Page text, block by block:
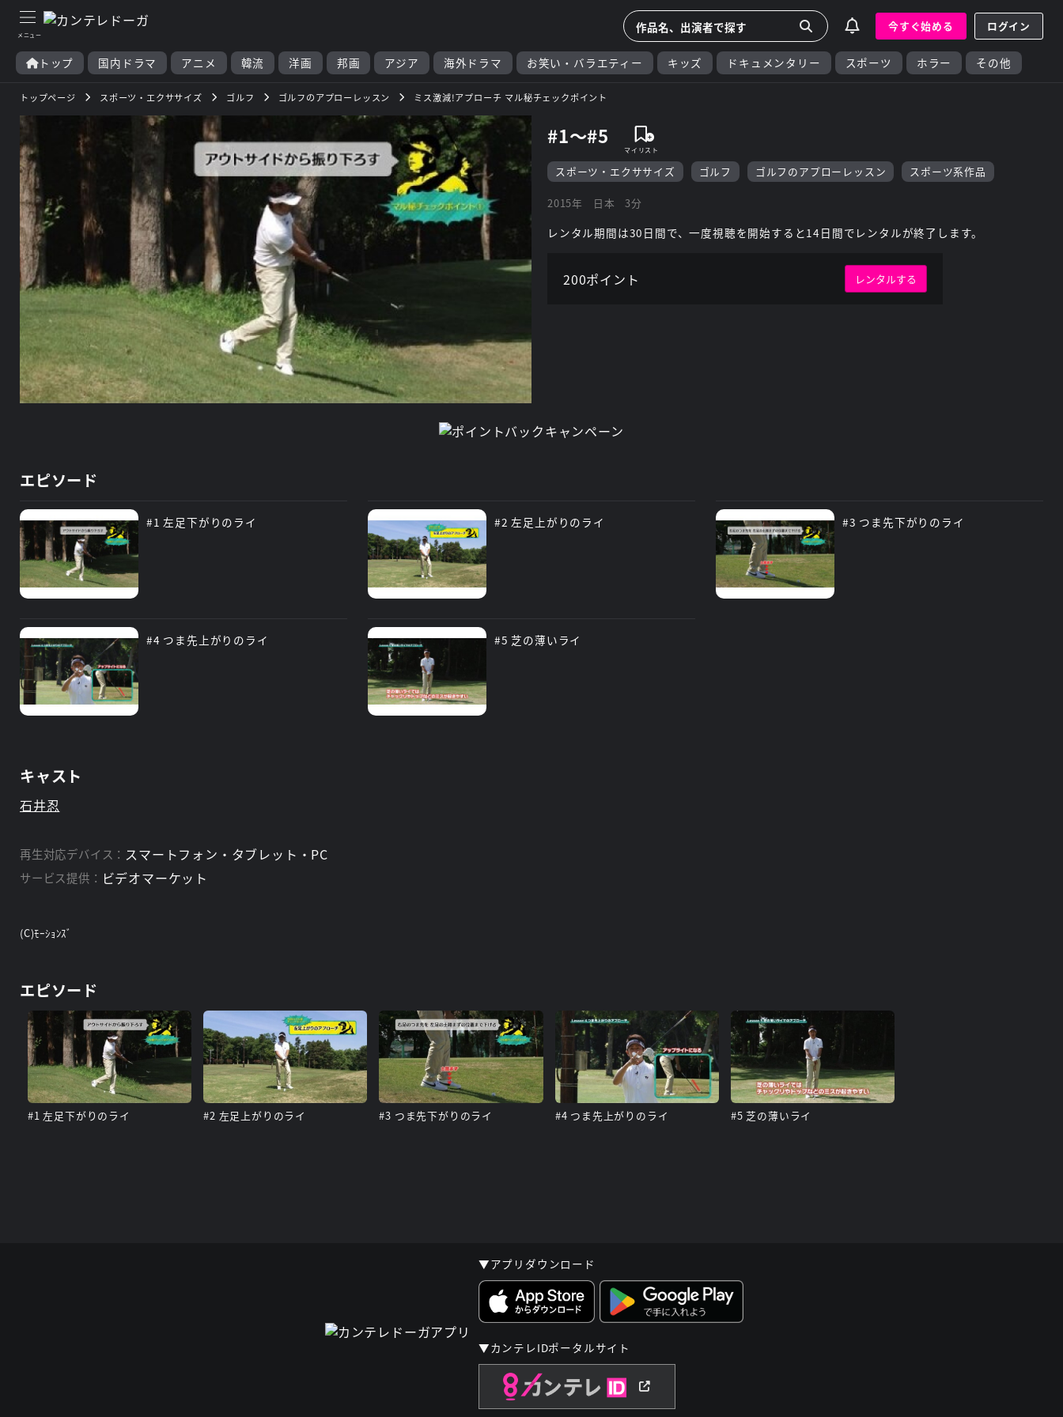
今すぐ始める ログイン
トップ 国内ドラマ アニメ 韓流 洋画 邦画 アジア 海外ドラマ お笑い・バラエティー キッズ ドキュメンタリー スポーツ ホラー その他
トップページ スポーツ・エクササイズ ゴルフ ゴルフのアプローレッスン ミス激減!アプローチ マル秘チェックポイント
#1～#5
スポーツ・エクササイズ ゴルフ ゴルフのアプローレッスン スポーツ系作品
2015年 日本 3分
レンタル期間は30日間で、一度視聴を開始すると14日間でレンタルが終了します。
200ポイント レンタルする
エピソード
#1 左足下がりのライ #2 左足上がりのライ #3 つま先下がりのライ
#4 つま先上がりのライ #5 芝の薄いライ
キャスト
石井忍
再生対応デバイス： スマートフォン・タブレット・PC
サービス提供： ビデオマーケット
(C)ﾓｰｼｮﾝｽﾞ
エピソード
#1 左足下がりのライ #2 左足上がりのライ #3 つま先下がりのライ #4 つま先上がりのライ #5 芝の薄いライ
▼アプリダウンロード
▼カンテレIDポータルサイト